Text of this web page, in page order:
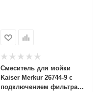
Смеситель для мойки
Kaiser Merkur 26744-9 с
подключением фильтра